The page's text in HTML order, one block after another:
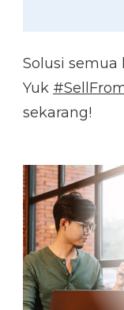
Solusi
Yuk
sekarang!